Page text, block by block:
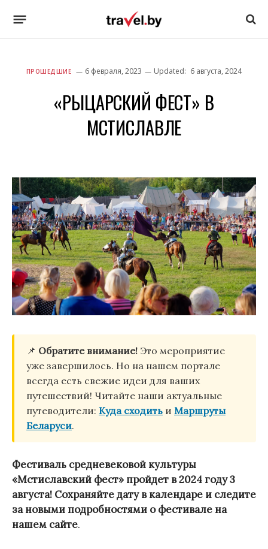
ПРОШЕДШИЕ 6 февраля, 2023 Updated: 6 августа, 2024
«РЫЦАРСКИЙ ФЕСТ» В
МСТИСЛАВЛЕ
📌 Обратите внимание! Это мероприятие
уже завершилось. Но на нашем портале
всегда есть свежие идеи для ваших
путешествий! Читайте наши актуальные
путеводители: Куда сходить и Маршруты
Беларуси.
Фестиваль средневековой культуры
«Мстиславский фест» пройдет в 2024 году 3
августа! Сохраняйте дату в календаре и следите
за новыми подробностями о фестивале на
нашем сайте.